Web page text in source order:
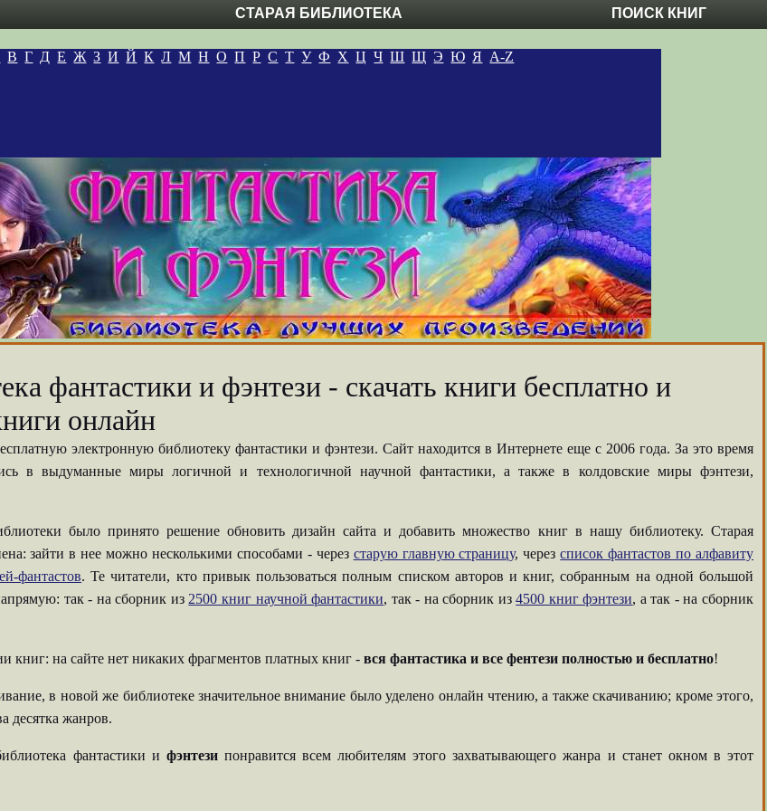
СТАРАЯ БИБЛИОТЕКА ПОИСК КНИГ
В Г Д Е Ж З И Й К Л М Н О П Р С Т У Ф Х Ц Ч Ш Щ Э Ю Я A-Z
фантастики и фэнтези - скачать книги бесплатно и
онлайн
электронную библиотеку фантастики и фэнтези. Сайт находится в Интернете еще с 2006 года. За это время
в выдуманные миры логичной и технологичной научной фантастики, а также в колдовские миры фэнтези,
было принято решение обновить дизайн сайта и добавить множество книг в нашу библиотеку. Старая
зайти в нее можно несколькими способами - через старую главную страницу, черезсписок фантастов по алфавиту
фантастов. Те читатели, кто привык пользоваться полным списком авторов и книг, собранным на одной большой
так - на сборник из 2500 книг научной фантастики, так - на сборник из4500 книг фэнтези, а так - на сборник
книг: на сайте нет никаких фрагментов платных книг - вся фантастика и все фентези полностью и бесплатно!
в новой же библиотеке значительное внимание было уделено онлайн чтению, а также скачиванию; кроме этого,
десятка жанров.
фантастики и фэнтезипонравится всем любителям этого захватывающего жанра и станет окном в этот